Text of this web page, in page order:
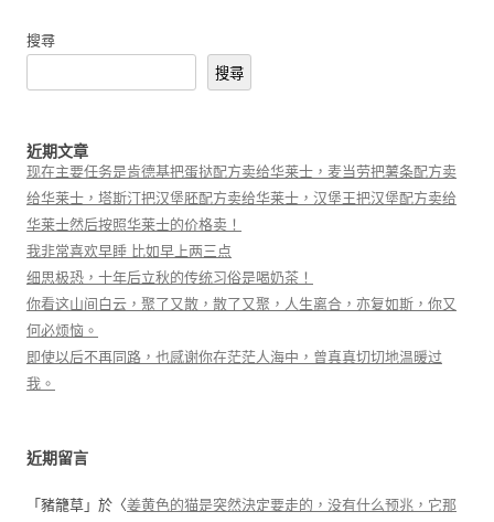
搜尋
搜尋
近期文章
现在主要任务是肯德基把蛋挞配方卖给华莱士，麦当劳把薯条配方卖
给华莱士，塔斯汀把汉堡胚配方卖给华莱士，汉堡王把汉堡配方卖给
华莱士然后按照华莱士的价格卖！
我非常喜欢早睡 比如早上两三点
细思极恐，十年后立秋的传统习俗是喝奶茶！
你看这山间白云，聚了又散，散了又聚，人生离合，亦复如斯，你又
何必烦恼。
即使以后不再同路，也感谢你在茫茫人海中，曾真真切切地温暖过
我。
近期留言
「 豬籠草 」於〈姜黄色的猫是突然決定要走的，没有什么预兆，它那